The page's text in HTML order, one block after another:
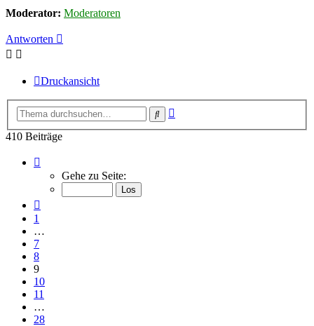
Moderator: Moderatoren
Antworten
Druckansicht
Suche
410 Beiträge
von
Gehe zu Seite:
1
…
7
8
9
10
11
…
28